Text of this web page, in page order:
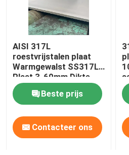
AISI 317L
roestvrijstalen plaat
Warmgewalst SS317L
Plaat 3-60mm Dikte
1500mm-2000mm
BreedteBeste prijs
Contacteer ons